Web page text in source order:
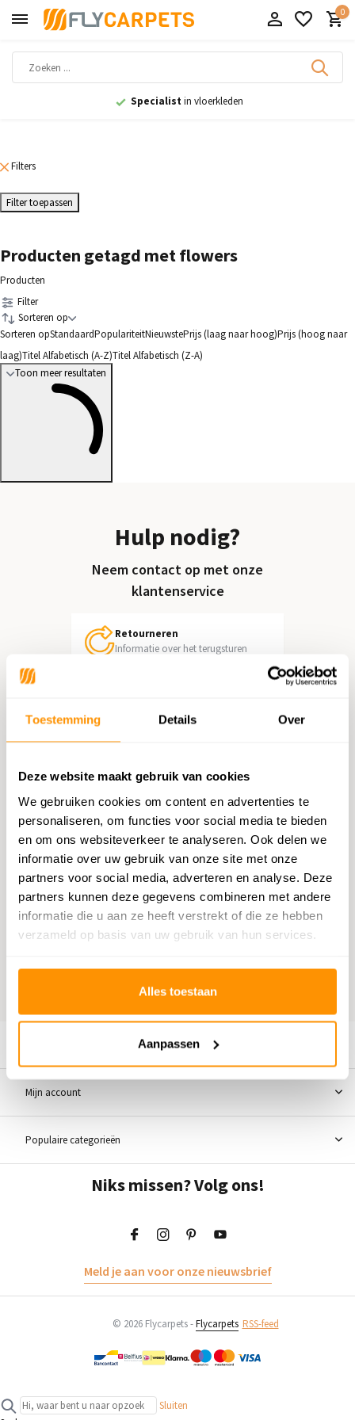
Toestemming Details Over
Deze website maakt gebruik van cookies
We gebruiken cookies om content en advertenties te
personaliseren, om functies voor social media te bieden
en om ons websiteverkeer te analyseren. Ook delen we
informatie over uw gebruik van onze site met onze
partners voor social media, adverteren en analyse. Deze
partners kunnen deze gegevens combineren met andere
informatie die u aan ze heeft verstrekt of die ze hebben
verzameld op basis van uw gebruik van hun services.
Alles toestaan
Aanpassen
0
Specialistin vloerkleden
Filters
Filter toepassen
Producten getagd met flowers
Producten
Filter
Sorteren op
Sorteren opStandaardPopulariteitNieuwstePrijs (laag naar hoog)Prijs (hoog naar
laag)Titel Alfabetisch (A-Z)Titel Alfabetisch (Z-A)
Toon meer resultaten
Hulp nodig?
Neem contact op met onze
klantenservice
Retourneren
Informatie over het terugsturen
Chatten met een medewerker
vragen@flycarpets.nl
Telefonisch contact
Bel ons op 020 - 261 47 23
Bestelling volgen
Volg uw bestelling
Benieuwd wat anderen vinden?
Wij scoren een9,1opWebwinkelkeur
Mijn account
Populaire categorieën
Niks missen? Volg ons!
Meld je aan voor onze nieuwsbrief
© 2026 Flycarpets -Flycarpets RSS-feed
Sluiten